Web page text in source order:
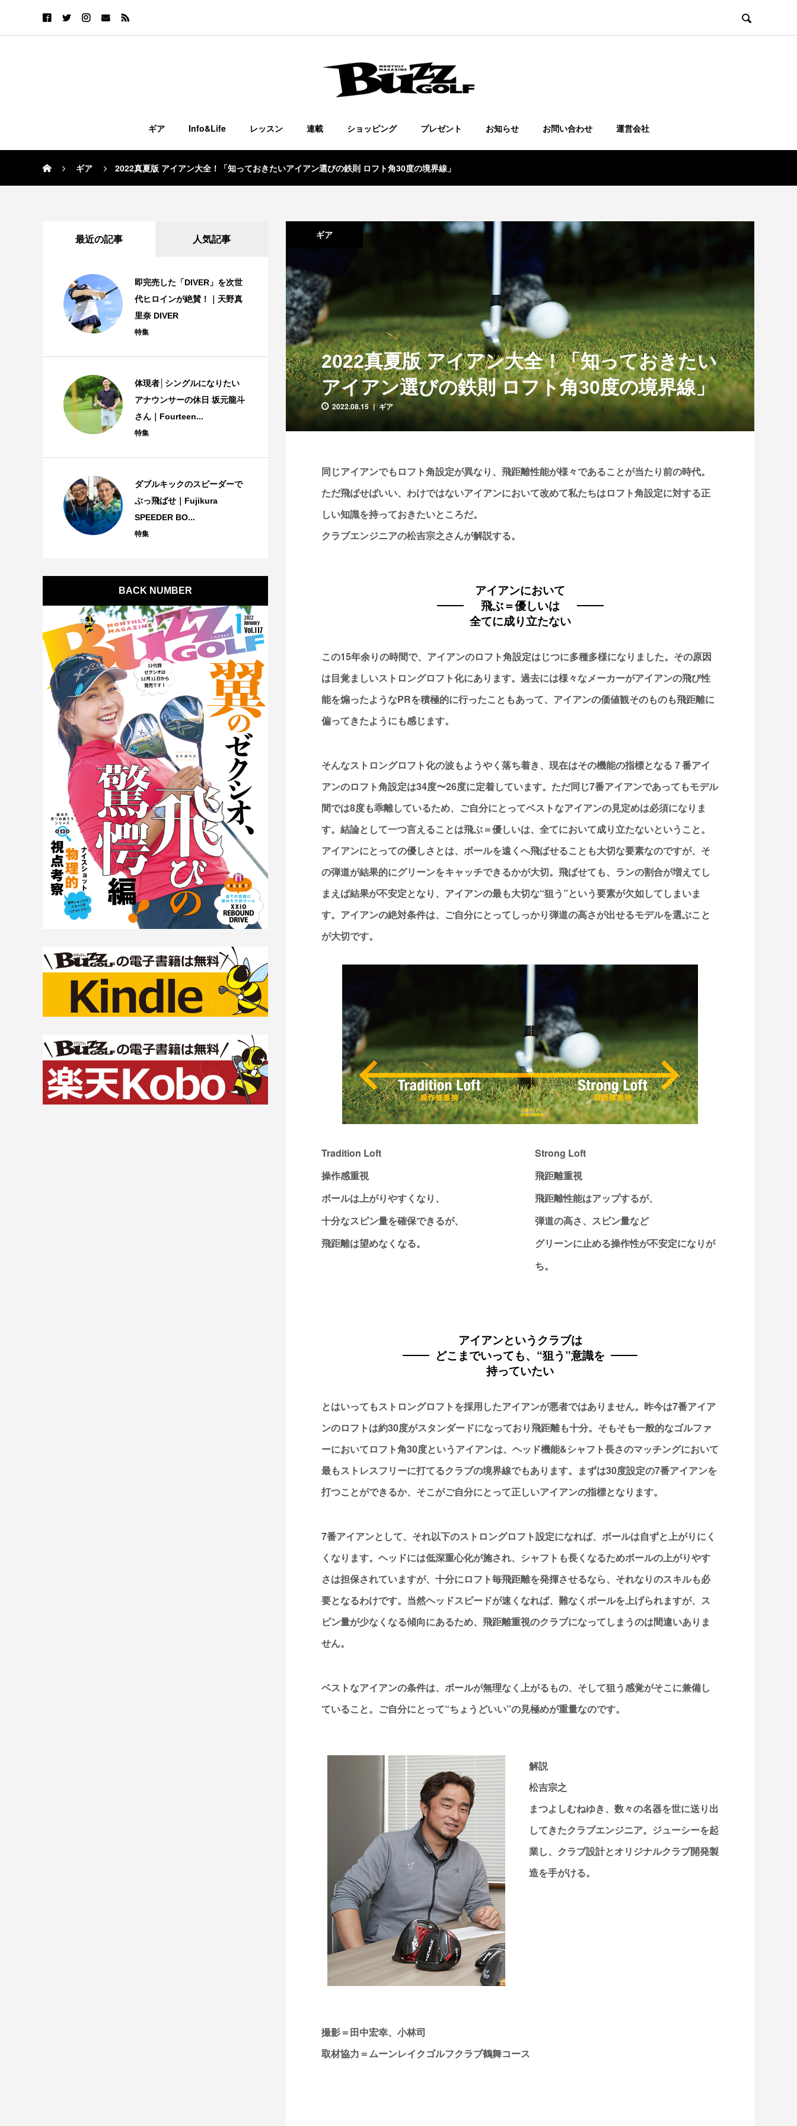

ギア Info&Life レッスン 連載 ショッピング プレゼント お知らせ お問い合わせ 運営会社
ギア 2022真夏版 アイアン大全！「知っておきたいアイアン選びの鉄則 ロフト角30度の境界線」
ギア
2022真夏版 アイアン大全！「知っておきたい
アイアン選びの鉄則 ロフト角30度の境界線」
2022.08.15 ギア
同じアイアンでもロフト角設定が異なり、飛距離性能が様々であることが当たり前の時代。
ただ飛ばせばいい、わけではないアイアンにおいて改めて私たちはロフト角設定に対する正
しい知識を持っておきたいところだ。
クラブエンジニアの松吉宗之さんが解説する。
アイアンにおいて
飛ぶ＝優しいは
全てに成り立たない
この15年余りの時間で、アイアンのロフト角設定はじつに多種多様になりました。その原因
は目覚ましいストロングロフト化にあります。過去には様々なメーカーがアイアンの飛び性
能を煽ったようなPRを積極的に行ったこともあって、アイアンの価値観そのものも飛距離に
偏ってきたようにも感じます。
そんなストロングロフト化の波もようやく落ち着き、現在はその機能の指標となる７番アイ
アンのロフト角設定は34度〜26度に定着しています。ただ同じ7番アイアンであってもモデル
間では8度も乖離しているため、ご自分にとってベストなアイアンの見定めは必須になりま
す。結論として一つ言えることは飛ぶ＝優しいは、全てにおいて成り立たないということ。
アイアンにとっての優しさとは、ボールを遠くへ飛ばせることも大切な要素なのですが、そ
の弾道が結果的にグリーンをキャッチできるかが大切。飛ばせても、ランの割合が増えてし
まえば結果が不安定となり、アイアンの最も大切な“狙う”という要素が欠如してしまいま
す。アイアンの絶対条件は、ご自分にとってしっかり弾道の高さが出せるモデルを選ぶこと
が大切です。
Tradition Loft
操作感重視
ボールは上がりやすくなり、
十分なスピン量を確保できるが、
飛距離は望めなくなる。
Strong Loft
飛距離重視
飛距離性能はアップするが、
弾道の高さ、スピン量など
グリーンに止める操作性が不安定になりが
ち。
アイアンというクラブは
どこまでいっても、“狙う”意識を
持っていたい
とはいってもストロングロフトを採用したアイアンが悪者ではありません。昨今は7番アイア
ンのロフトは約30度がスタンダードになっており飛距離も十分。そもそも一般的なゴルファ
ーにおいてロフト角30度というアイアンは、ヘッド機能&シャフト長さのマッチングにおいて
最もストレスフリーに打てるクラブの境界線でもあります。まずは30度設定の7番アイアンを
打つことができるか、そこがご自分にとって正しいアイアンの指標となります。
7番アイアンとして、それ以下のストロングロフト設定になれば、ボールは自ずと上がりにく
くなります。ヘッドには低深重心化が施され、シャフトも長くなるためボールの上がりやす
さは担保されていますが、十分にロフト毎飛距離を発揮させるなら、それなりのスキルも必
要となるわけです。当然ヘッドスピードが速くなれば、難なくボールを上げられますが、ス
ピン量が少なくなる傾向にあるため、飛距離重視のクラブになってしまうのは間違いありま
せん。
ベストなアイアンの条件は、ボールが無理なく上がるもの、そして狙う感覚がそこに兼備し
ていること。ご自分にとって“ちょうどいい”の見極めが重量なのです。
解説
松吉宗之
まつよしむねゆき、数々の名器を世に送り出
してきたクラブエンジニア。ジューシーを起
業し、クラブ設計とオリジナルクラブ開発製
造を手がける。
撮影＝田中宏幸、小林司
取材協力＝ムーンレイクゴルフクラブ鶴舞コース
最近の記事 人気記事
即完売した「DIVER」を次世
代ヒロインが絶賛！｜天野真
里奈 DIVER
特集
体現者│シングルになりたい
アナウンサーの休日 坂元龍斗
さん｜Fourteen...
特集
ダブルキックのスピーダーで
ぶっ飛ばせ｜Fujikura
SPEEDER BO...
特集
BACK NUMBER